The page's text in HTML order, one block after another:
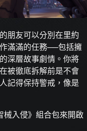
朋友可以分別在里約
滿滿的任務──包括擁
深層故事劇情。你將
被徹底拆解前是不會
記得保持警戒，像是
械入侵》組合包來開啟